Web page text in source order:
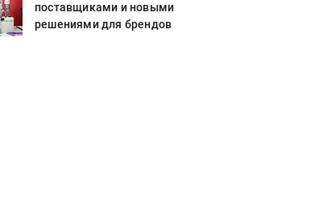
поставщиками и новыми
решениями для брендов